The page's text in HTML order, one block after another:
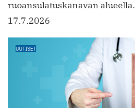
ruoansulatuskanavan alueella.
17.7.2026
UUTISET